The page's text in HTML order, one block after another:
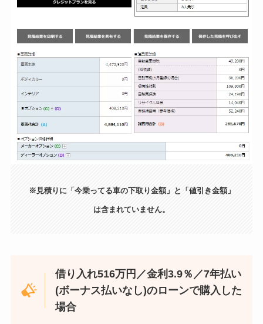
※見積りに「今乗ってる車の下取り金額」と「値引き金額」
は含まれていません。
借り入れ516万円／金利3.9％／7年払い
(ボーナス払いなし)のローンで購入した
場合